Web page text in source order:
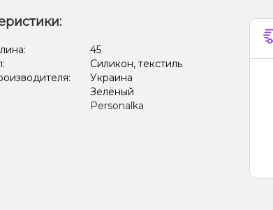
45
Силикон, текстиль
Украина
Зелёный
Personalka